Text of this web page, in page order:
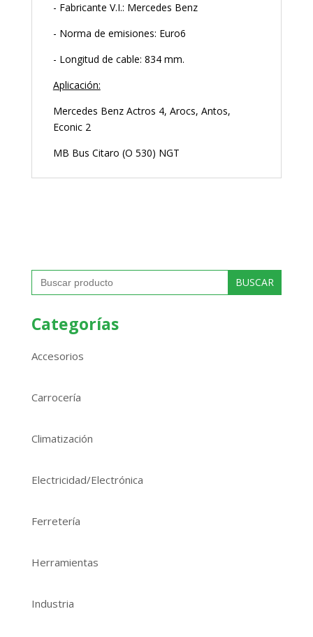
- Fabricante V.I.: Mercedes Benz
- Norma de emisiones: Euro6
- Longitud de cable: 834 mm.
Aplicación:
Mercedes Benz Actros 4, Arocs, Antos,
Econic 2
MB Bus Citaro (O 530) NGT
Buscar:
Categorías
Accesorios
Carrocería
Climatización
Electricidad/Electrónica
Ferretería
Herramientas
Industria